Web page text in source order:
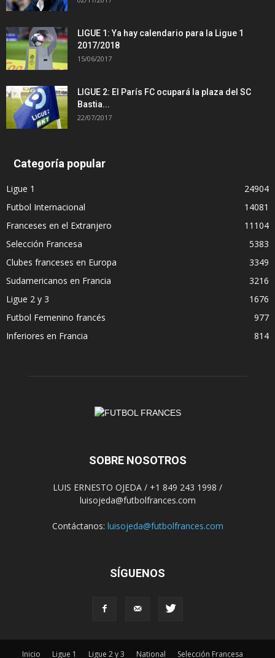
LIGUE 1: Ya hay calendario para la Ligue 1
2017/2018
15/06/2017
LIGUE 2: El París FC ocupará la plaza del SC
Bastia...
22/07/2017
Categoría popular
Ligue 1
24904
Futbol Internacional
14081
Franceses en el Extranjero
11104
Selección Francesa
5383
Clubes franceses en Europa
3349
Sudamericanos en Francia
3216
Ligue 2 y 3
1676
Futbol Femenino francés
977
Inferiores en Francia
814
SOBRE NOSOTROS
LUIS ERNESTO OJEDA / +1 849 243 1998 /
luisojeda@futbolfrances.com
Contáctanos: luisojeda@futbolfrances.com
SÍGUENOS
Inicio Ligue 1 Ligue 2 y 3 National Selección Francesa